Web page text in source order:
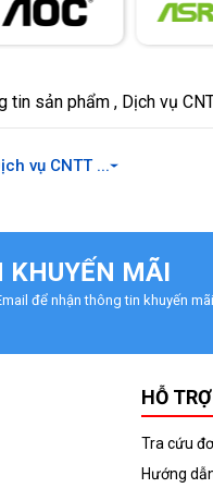
tin sản phẩm , Dịch vụ
vụ CNTT ...
KHUYẾN MÃI
để nhận thông tin khuyến
HỖ
Tra cứu
Hướng